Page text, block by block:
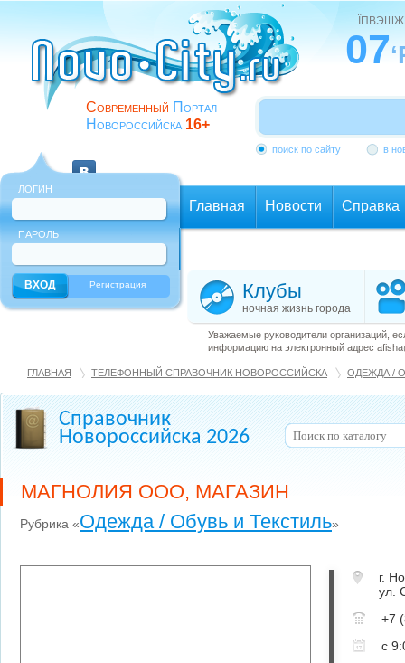
Современный Портал
Новороссийска 16+
07
поиск по сайту в
ЛОГИН
ПАРОЛЬ
Регистрация
Главная Новости Справка
Клубы
ночная жизнь города
Уважаемые руководители организаций,
информацию на электронный адрес
ГЛАВНАЯ ТЕЛЕФОННЫЙ СПРАВОЧНИК НОВОРОССИЙСКА ОДЕЖДА /
Справочник
Новороссийска 2026
МАГНОЛИЯ ООО, МАГАЗИН
Рубрика «Одежда / Обувь и Текстиль»
г.
ул.
+7
с